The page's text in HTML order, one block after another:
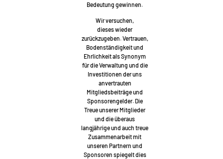
Bedeutung gewinnen.
Wir versuchen,
dieses wieder
zurückzugeben. Vertrauen,
Bodenständigkeit und
Ehrlichkeit als Synonym
für die Verwaltung und die
Investitionen der uns
anvertrauten
Mitgliedsbeiträge und
Sponsorengelder. Die
Treue unserer Mitglieder
und die überaus
langjährige und auch treue
Zusammenarbeit mit
unseren Partnern und
Sponsoren spiegelt dies